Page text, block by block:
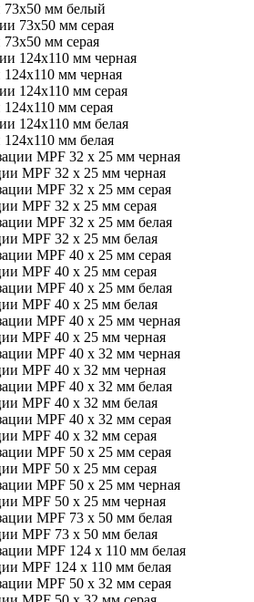
73х50 мм белый
мм серая
мм черная
мм серая
мм белая
MPF 32 х 25 мм черная
MPF 32 х 25 мм серая
MPF 32 х 25 мм белая
MPF 40 х 25 мм серая
MPF 40 х 25 мм белая
MPF 40 х 25 мм черная
MPF 40 х 32 мм черная
MPF 40 х 32 мм белая
MPF 40 х 32 мм серая
MPF 50 х 25 мм серая
MPF 50 х 25 мм черная
MPF 73 х 50 мм белая
MPF 124 х 110 мм белая